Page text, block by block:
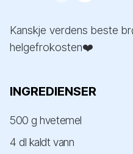
Kanskje verdens beste
helgefrokosten❤️
INGREDIENSER
500 g hvetemel
4 dl kaldt vann